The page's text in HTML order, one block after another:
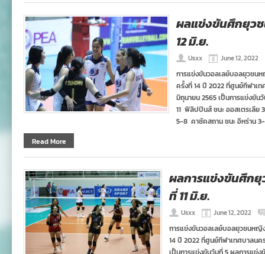
ผลแข่งขันศึกยุวช
12 มิ.ย.
Usxx June 12, 2022
การแข่งขันวอลเลย์บอลยุวชนห
ครั้งที่ 14 ปี 2022 ที่ศูนย์กีฬาเ
มิถุนายน 2565 เป็นการแข่งขั
11 ฟิลิปปินส์ ชนะ ออสเตรเลีย
5-8 คาซัคสถาน ชนะ อิหร่าน
Read More
ผลการแข่งขันศึกยุ
ที่ 11 มิ.ย.
Usxx June 12, 2022
การแข่งขันวอลเลย์บอลยุวชนหญิ
14 ปี 2022 ที่ศูนย์กีฬาเทศบาลนค